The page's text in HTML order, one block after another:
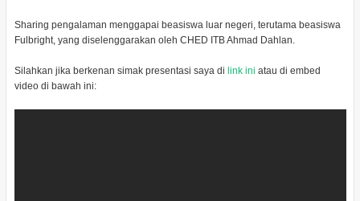
Sharing pengalaman menggapai beasiswa luar negeri, terutama beasiswa
Fulbright, yang diselenggarakan oleh CHED ITB Ahmad Dahlan.
Silahkan jika berkenan simak presentasi saya di link ini atau di embed
video di bawah ini: